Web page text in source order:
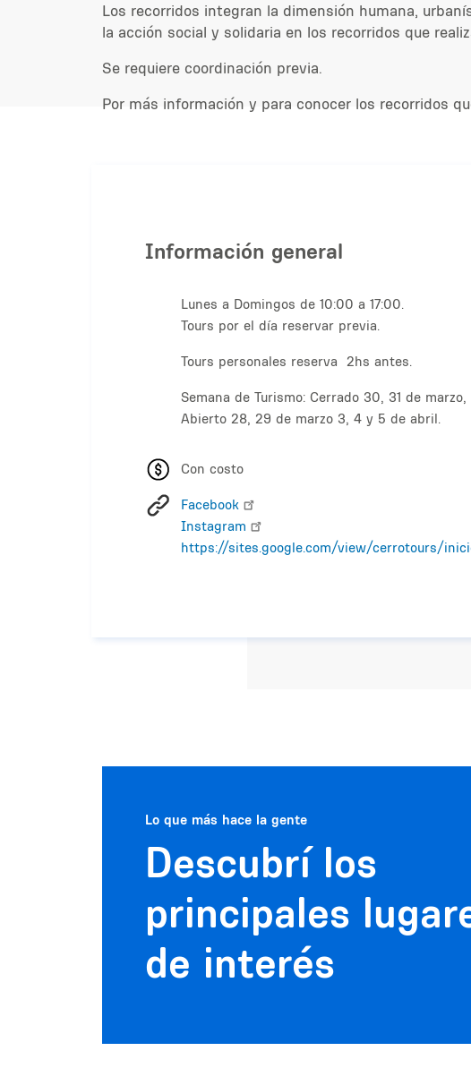
Los recorridos integran la dimensión humana,
la acción social y solidaria en los recorridos que
Se requiere coordinación previa.
Por más información y para conocer los recorridos
Información general
Lunes a Domingos de 10:00 a 17:00.
Tours por el día reservar previa.
Tours personales reserva 2hs antes.
Semana de Turismo: Cerrado 30, 31 de
Abierto 28, 29 de marzo 3, 4 y 5 de abril.
Con costo
Facebook
Instagram
https://sites.google.com/view/cerrotours/
Lo que más hace la gente
Descubrí los
principales
de interés